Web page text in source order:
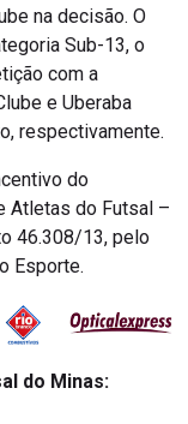
na decisão. O
Sub-13, o
com a
e Uberaba
respectivamente.
do
Atletas do Futsal –
46.308/13, pelo
Esporte.
do Minas: